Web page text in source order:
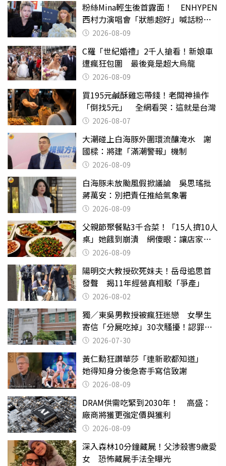
粉絲Mina輕生後首露面！ ENHYPEN
西村力演唱會「狀態超好」喊話粉
絲：我們心意相通
2026-08-09
C羅「世紀婚禮」2千人搶看！新娘車
遭瘋狂包圍 最後竟是超大烏龍
2026-08-09
買195元鹹酥雞忘帶錢！老闆神操作
「倒找5元」 全網看哭：這就是台灣
2026-08-07
大潮碰上白海豚外圍環流釀淹水 謝
國樑：將建「滿潮警報」機制
2026-08-09
白海豚未放颱風假掀議論 吳思瑤批
蔣萬安：別把責任推給氣象署
2026-08-09
父親節聚餐點3千合菜！「15人擠10人
桌」她餓到崩潰 網傻眼：讓店家看
笑話2026-08-09
陽明交大教授砍死妹夫！岳母追思首
發聲 揭11年經營真相駁「爭產」
2026-08-02
獨／東吳男教授被瘋狂迷戀 女學生
寄信「分屍吃掉」30次騷擾！認罪免
關 2026-07-30
黃仁勳狂讚華莎「連新歌都知道」
她得知身分後急寄手寫信致謝
2026-08-09
DRAM供需吃緊到2030年！ 高盛：
廠商將獲更強定價與獲利
2026-08-09
深入森林10分鐘藏屍！父涉殺害9歲愛
女 恐怖藏屍手法全曝光